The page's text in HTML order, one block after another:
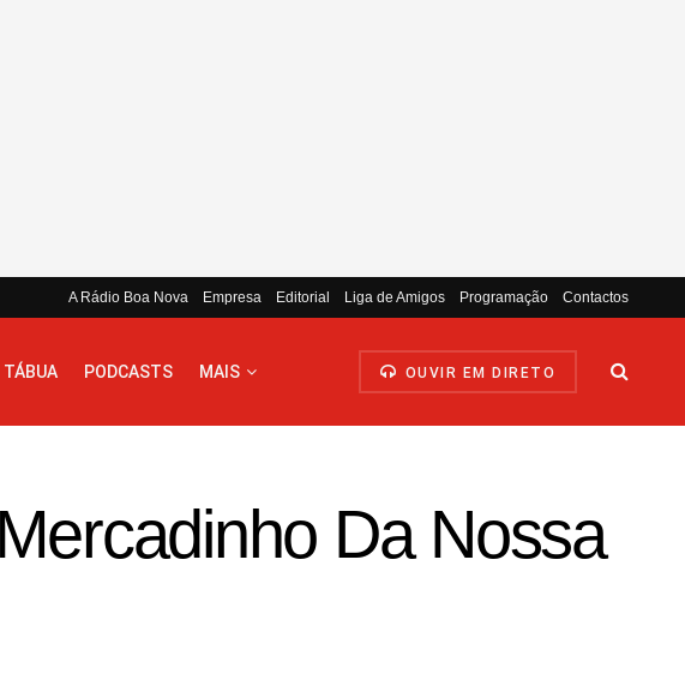
A Rádio Boa Nova Empresa Editorial Liga de Amigos Programação Contactos
TÁBUA PODCASTS MAIS OUVIR EM DIRETO
Da Nossa